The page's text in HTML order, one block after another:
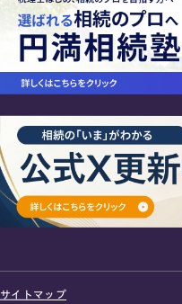
サイトマップ